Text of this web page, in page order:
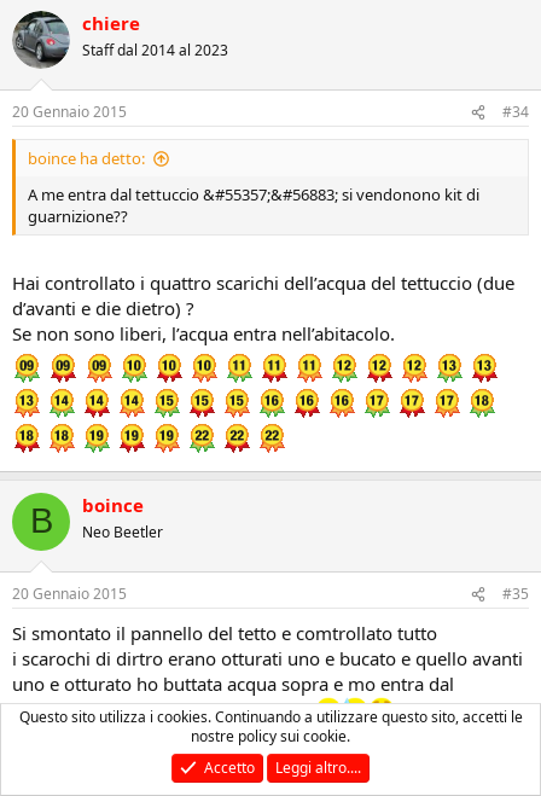
chiere
Staff dal 2014 al 2023
20 Gennaio 2015 #34
boince ha detto:
A me entra dal tettuccio &#55357;&#56883; si vendonono kit di
guarnizione??
Hai controllato i quattro scarichi dell’acqua del tettuccio (due
d’avanti e die dietro) ?
Se non sono liberi, l’acqua entra nell’abitacolo.
B boince
Neo Beetler
20 Gennaio 2015 #35
Si smontato il pannello del tetto e comtrollato tutto
i scarochi di dirtro erano otturati uno e bucato e quello avanti
uno e otturato ho buttata acqua sopra e mo entra dal
tettuccio apribile mica e normale ???
Questo sito utilizza i cookies. Continuando a utilizzare questo sito, accetti le
nostre policy sui cookie.
Accetto
Leggi altro....